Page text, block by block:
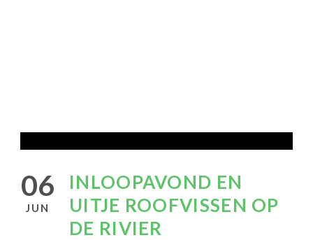
06
JUN
INLOOPAVOND EN
UITJE ROOFVISSEN OP
DE RIVIER